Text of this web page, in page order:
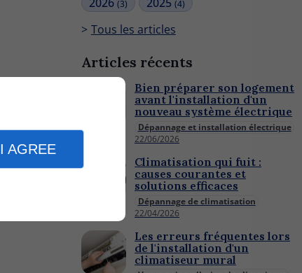
I AGREE
(3) (4)
Tous les articles
Articles récents
Dépannage et installation électrique
22/06/2026
Bien préparer son logement
avant l'installation d'un
nouveau système électrique
Dépannage de climatisation
22/04/2026
Climatisation qui fuit :
causes courantes et
solutions efficaces
Les erreurs fréquentes lors
de l'installation d'un
climatiseur mural